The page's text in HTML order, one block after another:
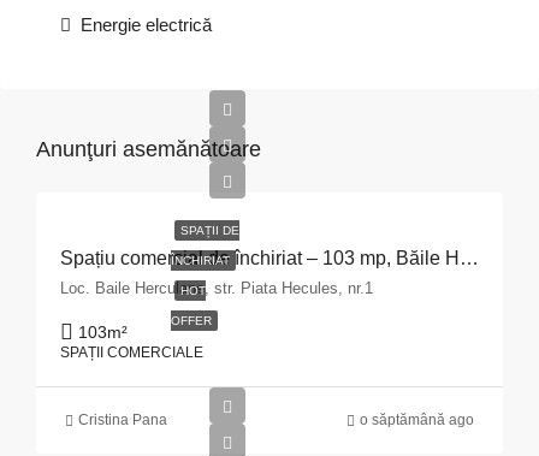
Energie electrică
Anunţuri asemănătoare
SPAȚII DE
ÎNCHIRIAT
HOT
OFFER
Spațiu comercial de închiriat – 103 mp, Băile Herculane
Loc. Baile Herculane, str. Piata Hecules, nr.1
103m²
SPAȚII COMERCIALE
Cristina Pana o săptămână ago